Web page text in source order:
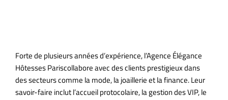
Forte de plusieurs années d’expérience, l’Agence Élégance
Hôtesses Pariscollabore avec des clients prestigieux dans
des secteurs comme la mode, la joaillerie et la finance. Leur
savoir-faire inclut l’accueil protocolaire, la gestion des VIP, le